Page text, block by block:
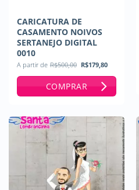
CARICATURA DE
CASAMENTO NOIVOS
SERTANEJO DIGITAL
0010
A partir de R$500,00 O
preço
original
era:
R$500,00.
R$179,80
atual
é:
R$179,80.
COMPRAR